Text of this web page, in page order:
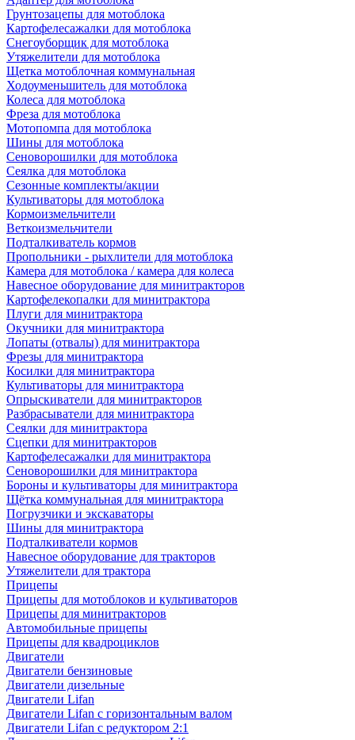
Грунтозацепы для мотоблока
Картофелесажалки для мотоблока
Снегоуборщик для мотоблока
Утяжелители для мотоблока
Щетка мотоблочная коммунальная
Ходоуменьшитель для мотоблока
Колеса для мотоблока
Фреза для мотоблока
Мотопомпа для мотоблока
Шины для мотоблока
Сеноворошилки для мотоблока
Сеялка для мотоблока
Сезонные комплекты/акции
Культиваторы для мотоблока
Кормоизмельчители
Веткоизмельчители
Подталкиватель кормов
Пропольники - рыхлители для мотоблока
Камера для мотоблока / камера для колеса
Навесное оборудование для минитракторов
Картофелекопалки для минитрактора
Плуги для минитрактора
Окучники для минитрактора
Лопаты (отвалы) для минитрактора
Фрезы для минитрактора
Косилки для минитрактора
Культиваторы для минитрактора
Опрыскиватели для минитракторов
Разбрасыватели для минитрактора
Сеялки для минитрактора
Сцепки для минитракторов
Картофелесажалки для минитрактора
Сеноворошилки для минитрактора
Бороны и культиваторы для минитрактора
Щётка коммунальная для минитрактора
Погрузчики и экскаваторы
Шины для минитрактора
Подталкиватели кормов
Навесное оборудование для тракторов
Утяжелители для трактора
Прицепы
Прицепы для мотоблоков и культиваторов
Прицепы для минитракторов
Автомобильные прицепы
Прицепы для квадроциклов
Двигатели
Двигатели бензиновые
Двигатели дизельные
Двигатели Lifan
Двигатели Lifan с горизонтальным валом
Двигатели Lifan с редуктором 2:1